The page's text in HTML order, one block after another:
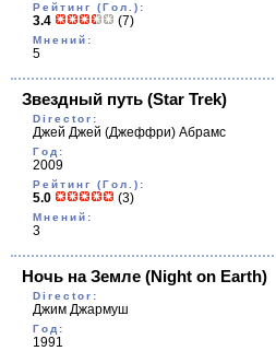
Рейтинг (Гол.):
3.4 (7)
Мнений:
5
Звездный путь (Star Trek)
Director:
Джей Джей (Джеффри) Абрамс
Год:
2009
Рейтинг (Гол.):
5.0 (3)
Мнений:
3
Ночь на Земле (Night on Earth)
Director:
Джим Джармуш
Год:
1991